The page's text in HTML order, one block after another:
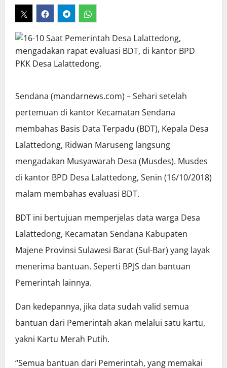
Sendana (mandarnews.com) – Sehari setelah
pertemuan di kantor Kecamatan Sendana
membahas Basis Data Terpadu (BDT), Kepala Desa
Lalattedong, Ridwan Maruseng langsung
mengadakan Musyawarah Desa (Musdes). Musdes
di kantor BPD Desa Lalattedong, Senin (16/10/2018)
malam membahas evaluasi BDT.
BDT ini bertujuan memperjelas data warga Desa
Lalattedong, Kecamatan Sendana Kabupaten
Majene Provinsi Sulawesi Barat (Sul-Bar) yang layak
menerima bantuan. Seperti BPJS dan bantuan
Pemerintah lainnya.
Dan kedepannya, jika data sudah valid semua
bantuan dari Pemerintah akan melalui satu kartu,
yakni Kartu Merah Putih.
“Semua bantuan dari Pemerintah, yang memakai